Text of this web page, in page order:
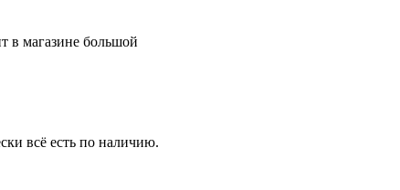
в магазине большой
всё есть по наличию.